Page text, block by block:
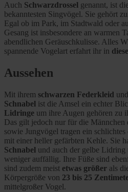
Auch Schwarzdrossel genannt, ist die
bekanntesten Singvögel. Sie gehört
Egal ob im Park, im Stadtwald oder
Gesang ist insbesondere an warmen
abendlichen Geräuschkulisse. Alles
spannende Vogelart erfahrt ihr in
Aussehen
Mit ihrem schwarzen Federkleid
Schnabel ist die Amsel ein echter
Lidringe um ihre Augen gehören zu
Das gilt jedoch nur für die
sowie Jungvögel tragen ein schlichtes
mit einer heller gefärbten Kehle. Sie
Schnabel und auch der gelbe
weniger auffällig. Ihre Füße sind
sind zudem meist etwas größer als
Körpergröße von 23 bis 25
mittelgroßer Vogel.